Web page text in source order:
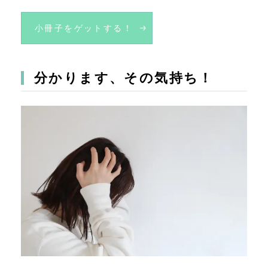
小冊子をゲットする！
分かります、その気持ち！